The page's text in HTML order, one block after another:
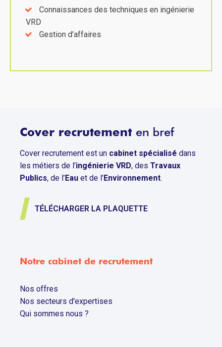
Connaissances des techniques en ingénierie
VRD
Gestion d’affaires
Cover recrutement en bref
Cover recrutement est un cabinet spécialisé dans
les métiers de l’ingénierie VRD, des Travaux
Publics, de l’Eau et de l’Environnement.
TÉLÉCHARGER LA PLAQUETTE
Notre cabinet de recrutement
Nos offres
Nos secteurs d'expertises
Qui sommes nous ?